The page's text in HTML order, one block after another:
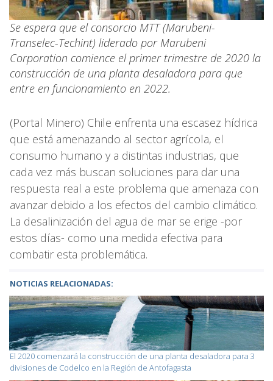
Se espera que el consorcio MTT (Marubeni-
Transelec-Techint) liderado por Marubeni
Corporation comience el primer trimestre de 2020 la
construcción de una planta desaladora para que
entre en funcionamiento en 2022.
(Portal Minero) Chile enfrenta una escasez hídrica
que está amenazando al sector agrícola, el
consumo humano y a distintas industrias, que
cada vez más buscan soluciones para dar una
respuesta real a este problema que amenaza con
avanzar debido a los efectos del cambio climático.
La desalinización del agua de mar se erige -por
estos días- como una medida efectiva para
combatir esta problemática.
NOTICIAS RELACIONADAS:
El 2020 comenzará la construcción de una planta desaladora para 3
divisiones de Codelco en la Región de Antofagasta